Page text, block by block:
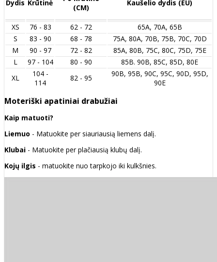
Dydis Krūtinė
(CM)
Kaušelio dydis (EU)
XS 76 - 83 62 - 72
65A, 70A, 65B
S
83 - 90 68 - 78
75A, 80A, 70B, 75B, 70C, 70D
M
90 - 97 72 - 82
85A, 80B, 75C, 80C, 75D, 75E
L
97 - 104 80 - 90
85B. 90B, 85C, 85D, 80E
XL
104 -
114
82 - 95
90B, 95B, 90C, 95C, 90D, 95D,
90E
Moteriški apatiniai drabužiai
Kaip matuoti?
Liemuo - Matuokite per siauriausią liemens dalį.
Klubai - Matuokite per plačiausią klubų dalį.
Kojų ilgis - matuokite nuo tarpkojo iki kulkšnies.